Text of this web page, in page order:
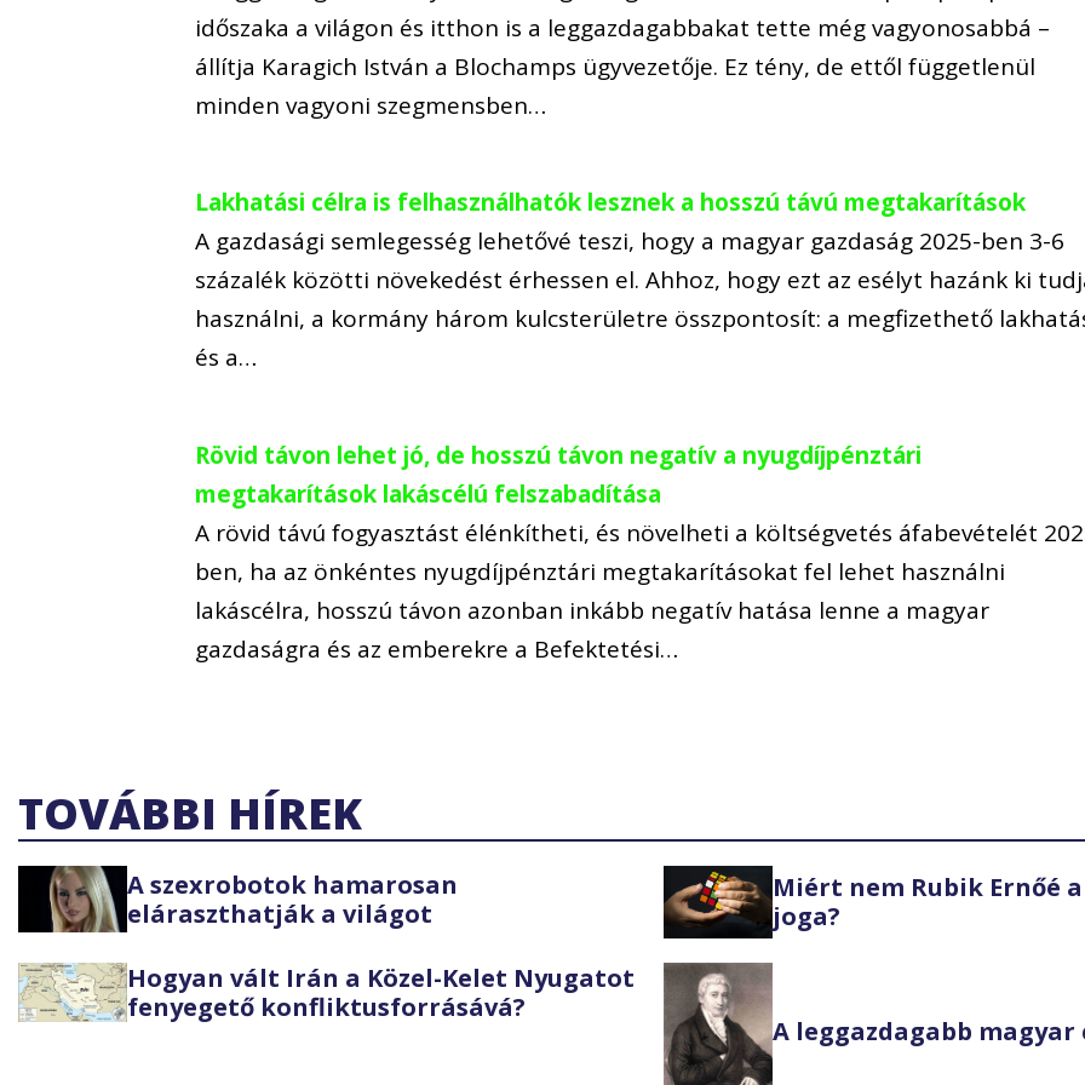
időszaka a világon és itthon is a leggazdagabbakat tette még vagyonosabbá –
állítja Karagich István a Blochamps ügyvezetője. Ez tény, de ettől függetlenül
minden vagyoni szegmensben…
Lakhatási célra is felhasználhatók lesznek a hosszú távú megtakarítások
A gazdasági semlegesség lehetővé teszi, hogy a magyar gazdaság 2025-ben 3-6
százalék közötti növekedést érhessen el. Ahhoz, hogy ezt az esélyt hazánk ki
használni, a kormány három kulcsterületre összpontosít: a megfizethető
és a…
Rövid távon lehet jó, de hosszú távon negatív a nyugdíjpénztári
megtakarítások lakáscélú felszabadítása
A rövid távú fogyasztást élénkítheti, és növelheti a költségvetés áfabevételét
ben, ha az önkéntes nyugdíjpénztári megtakarításokat fel lehet használni
lakáscélra, hosszú távon azonban inkább negatív hatása lenne a magyar
gazdaságra és az emberekre a Befektetési…
TOVÁBBI HÍREK
A szexrobotok hamarosan
eláraszthatják a világot
Miért nem Rubik Ernőé
joga?
Hogyan vált Irán a Közel-Kelet Nyugatot
fenyegető konfliktusforrásává?
A leggazdagabb magyar